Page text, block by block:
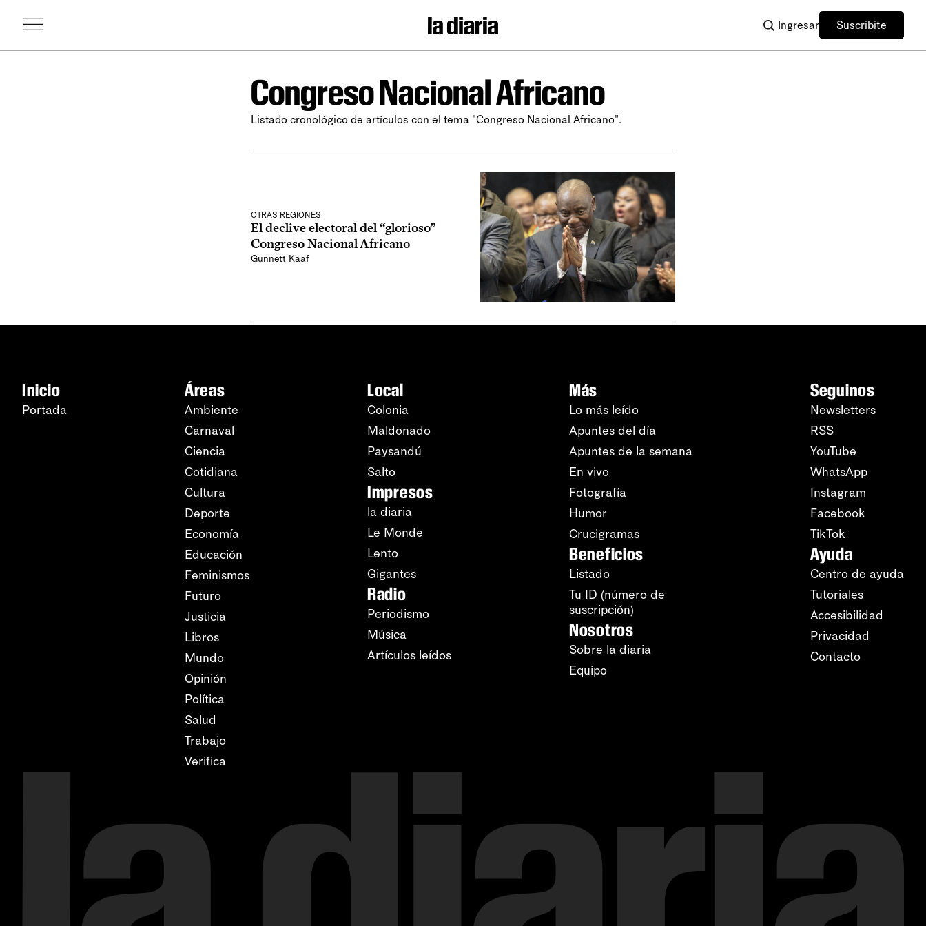
Ingresar Suscribite
Congreso Nacional Africano
Listado cronológico de artículos con el tema "Congreso Nacional Africano".
OTRAS REGIONES
El declive electoral del “glorioso”
Congreso Nacional Africano
Gunnett Kaaf
Inicio
Portada
Áreas
Ambiente
Carnaval
Ciencia
Cotidiana
Cultura
Deporte
Economía
Educación
Feminismos
Futuro
Justicia
Libros
Mundo
Opinión
Política
Salud
Trabajo
Verifica
Local
Colonia
Maldonado
Paysandú
Salto
Impresos
la diaria
Le Monde
Lento
Gigantes
Radio
Periodismo
Música
Artículos leídos
Más
Lo más leído
Apuntes del día
Apuntes de la semana
En vivo
Fotografía
Humor
Crucigramas
Beneficios
Listado
Tu ID (número de
suscripción)
Nosotros
Sobre la diaria
Equipo
Seguinos
Newsletters
RSS
YouTube
WhatsApp
Instagram
Facebook
TikTok
Ayuda
Centro de ayuda
Tutoriales
Accesibilidad
Privacidad
Contacto